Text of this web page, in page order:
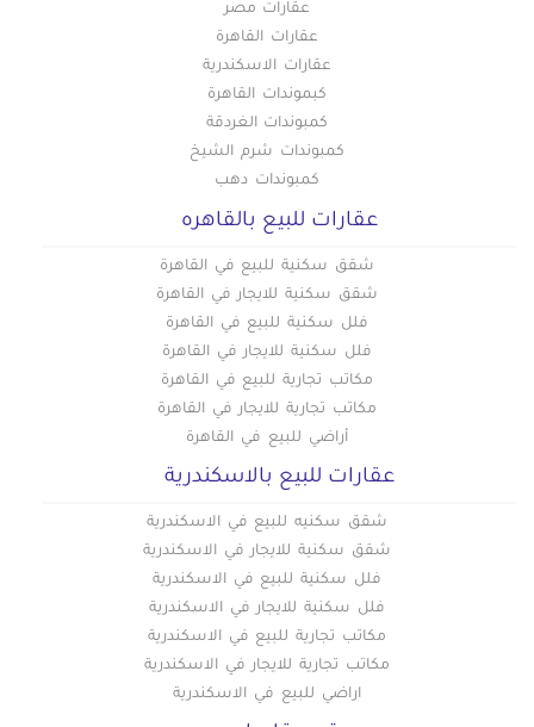
عقارات مصر
عقارات القاهرة
عقارات الاسكندرية
كبموندات القاهرة
كمبوندات الغردقة
كمبوندات شرم الشيخ
كمبوندات دهب
عقارات للبيع بالقاهره
شقق سكنية للبيع في القاهرة
شقق سكنية للايجار في القاهرة
فلل سكنية للبيع في القاهرة
فلل سكنية للايجار في القاهرة
مكاتب تجارية للبيع في القاهرة
مكاتب تجارية للايجار في القاهرة
أراضي للبيع في القاهرة
عقارات للبيع بالاسكندرية
شقق سكنيه للبيع في الاسكندرية
شقق سكنية للايجار في الاسكندرية
فلل سكنية للبيع في الاسكندرية
فلل سكنية للايجار في الاسكندرية
مكاتب تجارية للبيع في الاسكندرية
مكاتب تجارية للايجار في الاسكندرية
اراضي للبيع في الاسكندرية